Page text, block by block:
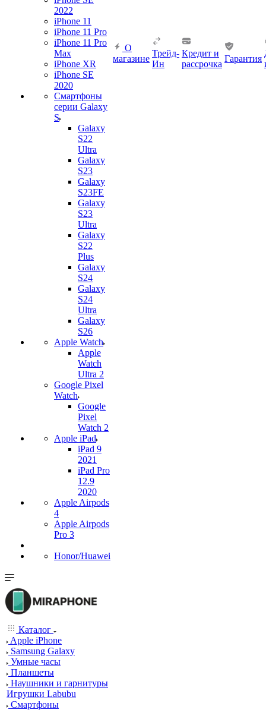
2022
iPhone 11
iPhone 11 Pro
iPhone 11 Pro
Max
iPhone XR
iPhone SE
2020
Смартфоны
серии Galaxy
S
Galaxy
S22
Ultra
Galaxy
S23
Galaxy
S23FE
Galaxy
S23
Ultra
Galaxy
S22
Plus
Galaxy
S24
Galaxy
S24
Ultra
Galaxy
S26
Apple Watch
Apple
Watch
Ultra 2
Google Pixel
Watch
Google
Pixel
Watch 2
Apple iPad
iPad 9
2021
iPad Pro
12.9
2020
Apple Airpods
4
Apple Airpods
Pro 3
Honor/Huawei
О
магазине
Трейд-
Ин
Кредит и
рассрочка
Гарантия
Каталог
Apple iPhone
Samsung Galaxy
Умные часы
Планшеты
Наушники и гарнитуры
Игрушки Labubu
Смартфоны